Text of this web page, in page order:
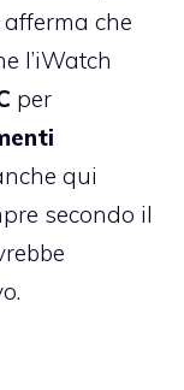
afferma che
l’iWatch
per
qui
secondo il